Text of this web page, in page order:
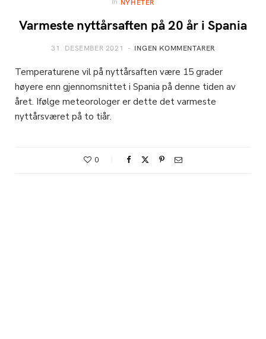
In NYHETER
Varmeste nyttårsaften på 20 år i Spania
31. DESEMBER 2021 INGEN KOMMENTARER
Temperaturene vil på nyttårsaften være 15 grader
høyere enn gjennomsnittet i Spania på denne tiden av
året. Ifølge meteorologer er dette det varmeste
nyttårsværet på to tiår.
0